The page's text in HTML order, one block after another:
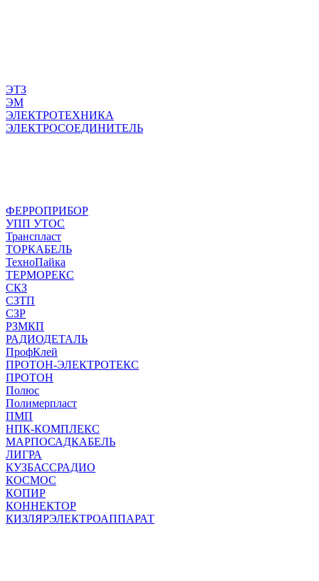
ЭТЗ
ЭМ
ЭЛЕКТРОТЕХНИКА
ЭЛЕКТРОСОЕДИНИТЕЛЬ
ФЕРРОПРИБОР
УПП УТОС
Транспласт
ТОРКАБЕЛЬ
ТехноПайка
ТЕРМОРЕКС
СКЗ
СЗТП
СЗР
РЗМКП
РАДИОДЕТАЛЬ
ПрофКлей
ПРОТОН-ЭЛЕКТРОТЕКС
ПРОТОН
Полюс
Полимерпласт
ПМП
НПК-КОМПЛЕКС
МАРПОСАДКАБЕЛЬ
ЛИГРА
КУЗБАССРАДИО
КОСМОС
КОПИР
КОННЕКТОР
КИЗЛЯРЭЛЕКТРОАППАРАТ